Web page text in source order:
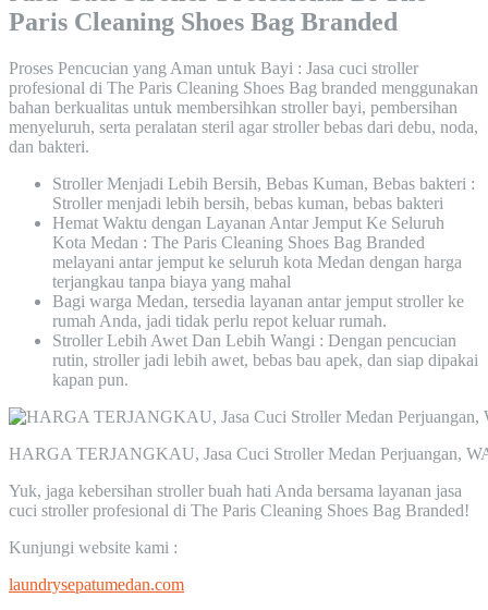
Paris Cleaning Shoes Bag Branded
Proses Pencucian yang Aman untuk Bayi : Jasa cuci stroller
profesional di The Paris Cleaning Shoes Bag branded menggunakan
bahan berkualitas untuk membersihkan stroller bayi, pembersihan
menyeluruh, serta peralatan steril agar stroller bebas dari debu, noda,
dan bakteri.
Stroller Menjadi Lebih Bersih, Bebas Kuman, Bebas bakteri :
Stroller menjadi lebih bersih, bebas kuman, bebas bakteri
Hemat Waktu dengan Layanan Antar Jemput Ke Seluruh
Kota Medan : The Paris Cleaning Shoes Bag Branded
melayani antar jemput ke seluruh kota Medan dengan harga
terjangkau tanpa biaya yang mahal
Bagi warga Medan, tersedia layanan antar jemput stroller ke
rumah Anda, jadi tidak perlu repot keluar rumah.
Stroller Lebih Awet Dan Lebih Wangi : Dengan pencucian
rutin, stroller jadi lebih awet, bebas bau apek, dan siap dipakai
kapan pun.
HARGA TERJANGKAU, Jasa Cuci Stroller Medan Perjuangan,
Yuk, jaga kebersihan stroller buah hati Anda bersama layanan jasa
cuci stroller profesional di The Paris Cleaning Shoes Bag Branded!
Kunjungi website kami :
laundrysepatumedan.com